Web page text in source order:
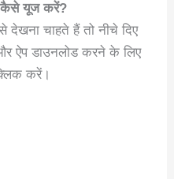
कैसे यूज करें?
देखना चाहते हैं तो नीचे दिए
ऐप डाउनलोड करने के लिए
करें।